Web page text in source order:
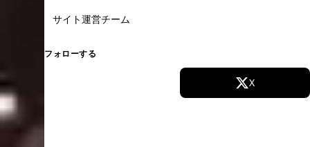
サイト運営チーム
フォローする
X